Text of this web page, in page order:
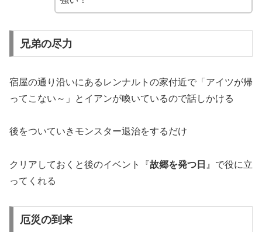
兄弟の尽力
宿屋の通り沿いにあるレンナルトの家付近で「アイツが帰
ってこない～」とイアンが喚いているので話しかける
後をついていきモンスター退治をするだけ
クリアしておくと後のイベント『故郷を発つ日 』で役に立
ってくれる
厄災の到来